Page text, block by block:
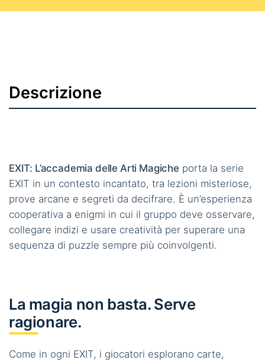
Descrizione
EXIT: L’accademia delle Arti Magiche porta la serie
EXIT in un contesto incantato, tra lezioni misteriose,
prove arcane e segreti da decifrare. È un’esperienza
cooperativa a enigmi in cui il gruppo deve osservare,
collegare indizi e usare creatività per superare una
sequenza di puzzle sempre più coinvolgenti.
La magia non basta. Serve
ragionare.
Come in ogni EXIT, i giocatori esplorano carte,